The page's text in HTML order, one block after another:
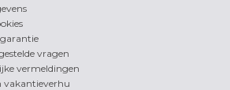
vragen
vermeldingen
vakantieverhu